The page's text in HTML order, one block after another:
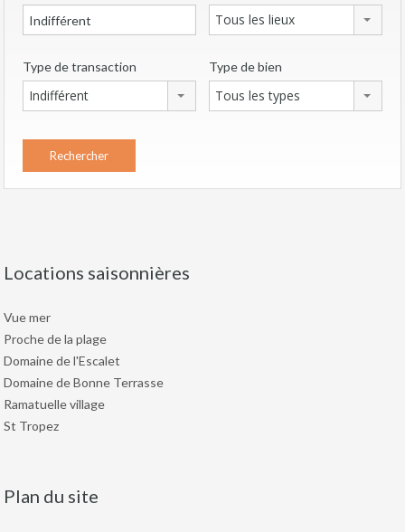
Tous les lieux
Type de transaction
Indifférent
Type de bien
Tous les types
Locations saisonnières
Vue mer
Proche de la plage
Domaine de l'Escalet
Domaine de Bonne Terrasse
Ramatuelle village
St Tropez
Plan du site